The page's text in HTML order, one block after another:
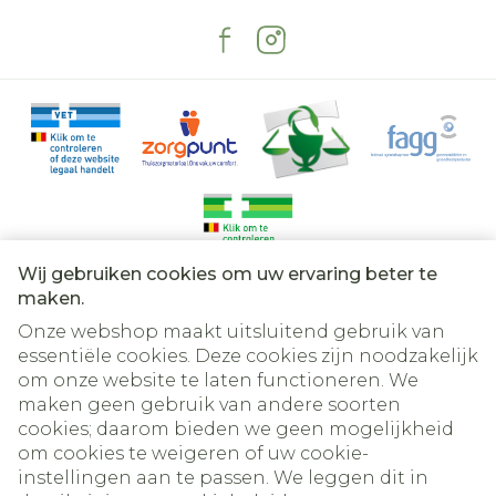
Wij gebruiken cookies om uw ervaring beter te
maken.
Onze webshop maakt uitsluitend gebruik van
essentiële cookies. Deze cookies zijn noodzakelijk
om onze website te laten functioneren. We
maken geen gebruik van andere soorten
cookies; daarom bieden we geen mogelijkheid
om cookies te weigeren of uw cookie-
instellingen aan te passen. We leggen dit in
gecombineerd gebruik van captopril en
risico op bijwerkingen toe, in vergelijking
met behandeling met de geneesmiddelen
afzonderlijk (zie rubrieken 4.2 en 5.1). Daarom
wordt het gebruik van valsartan in
combinatie met een ACE-remmer niet
aangeraden. Voorzichtigheid is geboden
patiënten met post�myocardinfarct. Bij
patiënten die een myocardinfarct hebben
doorgemaakt moet beoordeling van de
nierfunctie altijd deel van de evaluatie
uitmaken (zie rubriek 4.2). Het gebruik van
Diovane bij patiënten met post-
myocardinfarct resulteert gewoonlijk in een
geringe daling van de bloeddruk, maar het is
doorgaans niet noodzakelijk om vanwege
Juridische links